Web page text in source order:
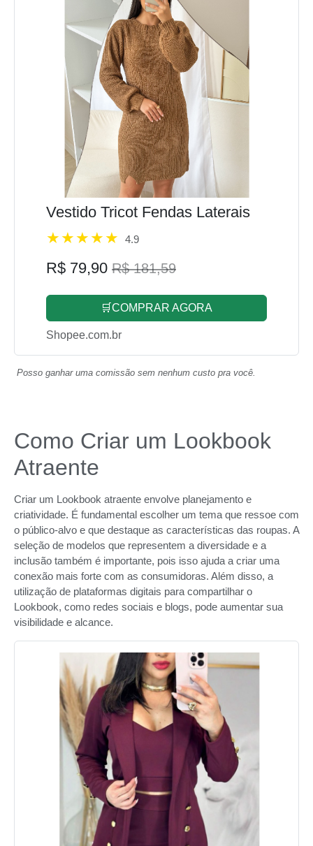
Vestido Tricot Fendas Laterais
4.9
R$ 79,90 R$ 181,59
🛒COMPRAR AGORA
Shopee.com.br
Posso ganhar uma comissão sem nenhum custo pra você.
Como Criar um Lookbook
Atraente
Criar um Lookbook atraente envolve planejamento e
criatividade. É fundamental escolher um tema que ressoe com
o público-alvo e que destaque as características das roupas. A
seleção de modelos que representem a diversidade e a
inclusão também é importante, pois isso ajuda a criar uma
conexão mais forte com as consumidoras. Além disso, a
utilização de plataformas digitais para compartilhar o
Lookbook, como redes sociais e blogs, pode aumentar sua
visibilidade e alcance.